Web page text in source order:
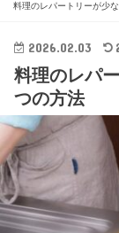
料理のレパートリーが少
2026.02.03
料理のレパ
つの方法